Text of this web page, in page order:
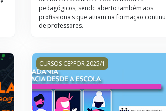
pedagógicos, sendo aberto também aos
profissionais que atuam na formação
de professores.
- TURMA 5Cidadania e Democracia desde a
CURSOS CEPFOR 2025/1